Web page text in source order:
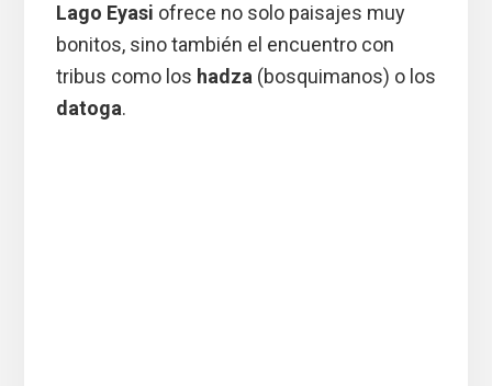
Lago Eyasi ofrece no solo paisajes muy
bonitos, sino también el encuentro con
tribus como los hadza (bosquimanos) o los
datoga.